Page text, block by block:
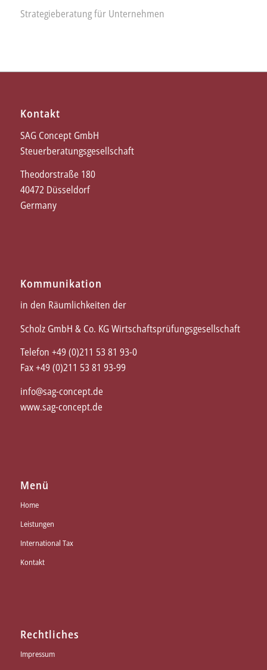
Strategieberatung für Unternehmen
Kontakt
SAG Concept GmbH
Steuerberatungsgesellschaft
Theodorstraße 180
40472 Düsseldorf
Germany
Kommunikation
in den Räumlichkeiten der
Scholz GmbH & Co. KG Wirtschaftsprüfungsgesellschaft
Telefon +49 (0)211 53 81 93-0
Fax +49 (0)211 53 81 93-99
info@sag-concept.de
www.sag-concept.de
Menü
Home
Leistungen
International Tax
Kontakt
Rechtliches
Impressum